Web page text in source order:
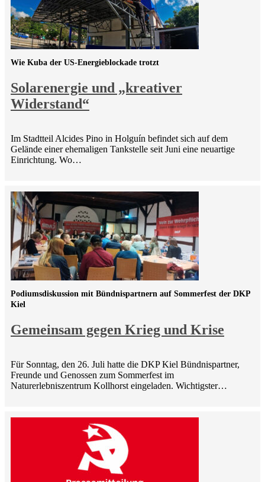
Solarenergie und „kreativer
Widerstand“
Wie Kuba der US-Energieblockade trotzt
Im Stadtteil Alcides Pino in Holguín befindet sich auf dem
Gelände einer ehemaligen Tankstelle seit Juni eine neuartige
Einrichtung. Wo…
Gemeinsam gegen Krieg und Krise
Podiumsdiskussion mit Bündnispartnern auf Sommerfest der DKP
Kiel
Für Sonntag, den 26. Juli hatte die DKP Kiel Bündnispartner,
Freunde und Genossen zum Sommerfest im
Naturerlebniszentrum Kollhorst eingeladen. Wichtigster…